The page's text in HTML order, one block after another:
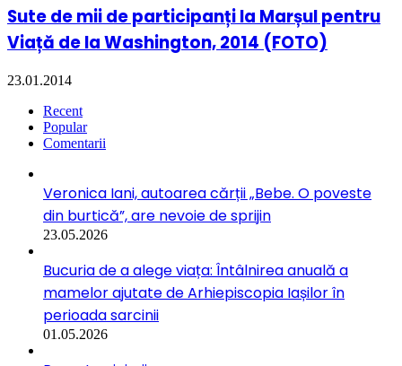
​Sute de mii de participanți la Marșul pentru
Viață de la Washington, 2014 (FOTO)
23.01.2014
Recent
Popular
Comentarii
Veronica Iani, autoarea cărții „Bebe. O poveste
din burtică”, are nevoie de sprijin
23.05.2026
Bucuria de a alege viața: Întâlnirea anuală a
mamelor ajutate de Arhiepiscopia Iașilor în
perioada sarcinii
01.05.2026